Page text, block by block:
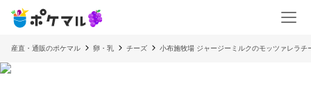
産直・通販のポケマル 卵・乳 チーズ 小布施牧場 ジャージーミルクのモッツァレラチ